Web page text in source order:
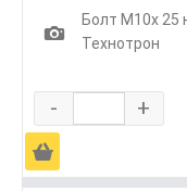
1
Болт М10х 25
Технотрон
- +
Ä